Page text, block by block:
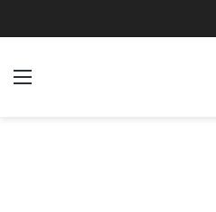
السلاح والمخدرات